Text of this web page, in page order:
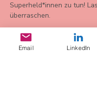
Superheld*innen zu tun!
überraschen.
Email LinkedIn